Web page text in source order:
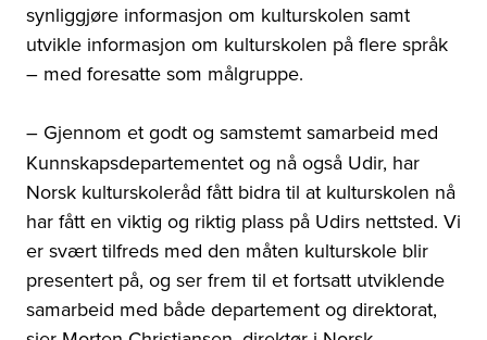
synliggjøre informasjon om kulturskolen samt
utvikle informasjon om kulturskolen på flere språk
– med foresatte som målgruppe.
– Gjennom et godt og samstemt samarbeid med
Kunnskapsdepartementet og nå også Udir, har
Norsk kulturskoleråd fått bidra til at kulturskolen nå
har fått en viktig og riktig plass på Udirs nettsted. Vi
er svært tilfreds med den måten kulturskole blir
presentert på, og ser frem til et fortsatt utviklende
samarbeid med både departement og direktorat,